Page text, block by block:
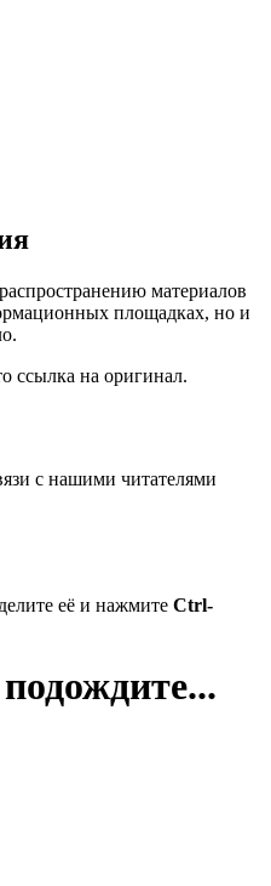
материалов
площадках, но и
ссылка на оригинал.
с нашими читателями
её и нажмите Ctrl-